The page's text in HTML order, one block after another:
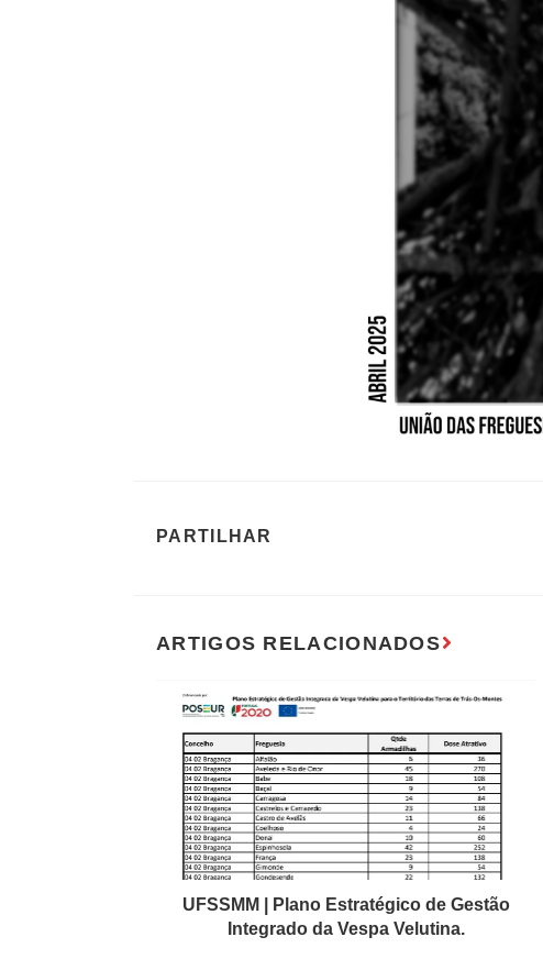
UFSSMM | Plano Estratégico de Gestão
Integrado da Vespa Velutina.